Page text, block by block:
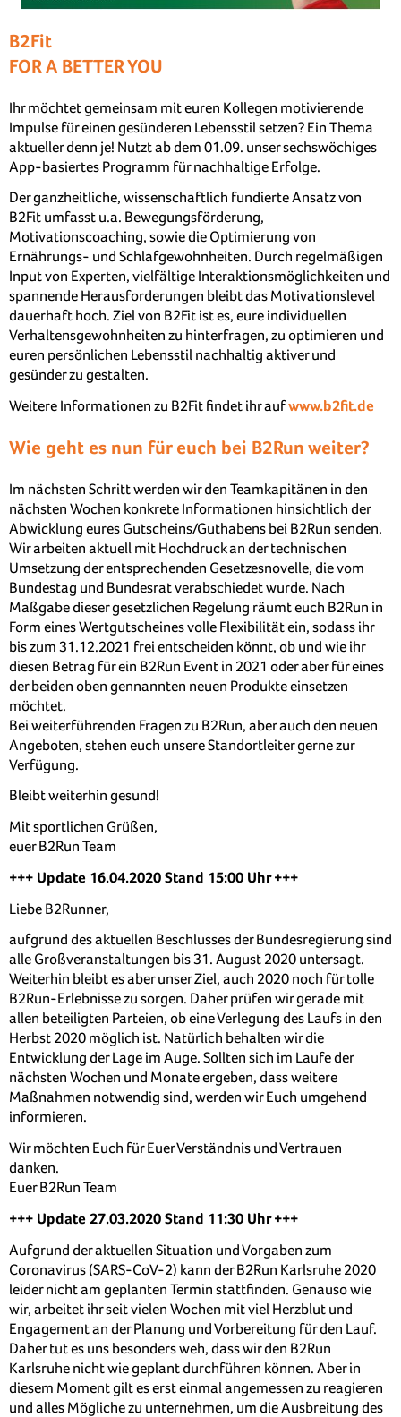
B2Fit
FOR A BETTER YOU
Ihr möchtet gemeinsam mit euren Kollegen motivierende
Impulse für einen gesünderen Lebensstil setzen? Ein Thema
aktueller denn je! Nutzt ab dem 01.09. unser sechswöchiges
App-basiertes Programm für nachhaltige Erfolge.
Der ganzheitliche, wissenschaftlich fundierte Ansatz von
B2Fit umfasst u.a. Bewegungsförderung,
Motivationscoaching, sowie die Optimierung von
Ernährungs- und Schlafgewohnheiten. Durch regelmäßigen
Input von Experten, vielfältige Interaktionsmöglichkeiten und
spannende Herausforderungen bleibt das Motivationslevel
dauerhaft hoch. Ziel von B2Fit ist es, eure individuellen
Verhaltensgewohnheiten zu hinterfragen, zu optimieren und
euren persönlichen Lebensstil nachhaltig aktiver und
gesünder zu gestalten.
Weitere Informationen zu B2Fit findet ihr aufwww.b2fit.de
Wie geht es nun für euch bei B2Run weiter?
Im nächsten Schritt werden wir den Teamkapitänen in den
nächsten Wochen konkrete Informationen hinsichtlich der
Abwicklung eures Gutscheins/Guthabens bei B2Run senden.
Wir arbeiten aktuell mit Hochdruck an der technischen
Umsetzung der entsprechenden Gesetzesnovelle, die vom
Bundestag und Bundesrat verabschiedet wurde. Nach
Maßgabe dieser gesetzlichen Regelung räumt euch B2Run in
Form eines Wertgutscheines volle Flexibilität ein, sodass ihr
bis zum 31.12.2021 frei entscheiden könnt, ob und wie ihr
diesen Betrag für ein B2Run Event in 2021 oder aber für eines
der beiden oben gennannten neuen Produkte einsetzen
möchtet.
Bei weiterführenden Fragen zu B2Run, aber auch den neuen
Angeboten, stehen euch unsere Standortleiter gerne zur
Verfügung.
Bleibt weiterhin gesund!
Mit sportlichen Grüßen,
euer B2Run Team
+++ Update 16.04.2020 Stand 15:00 Uhr +++
Liebe B2Runner,
aufgrund des aktuellen Beschlusses der Bundesregierung sind
alle Großveranstaltungen bis 31. August 2020 untersagt.
Weiterhin bleibt es aber unser Ziel, auch 2020 noch für tolle
B2Run-Erlebnisse zu sorgen. Daher prüfen wir gerade mit
allen beteiligten Parteien, ob eine Verlegung des Laufs in den
Herbst 2020 möglich ist. Natürlich behalten wir die
Entwicklung der Lage im Auge. Sollten sich im Laufe der
nächsten Wochen und Monate ergeben, dass weitere
Maßnahmen notwendig sind, werden wir Euch umgehend
informieren.
Wir möchten Euch für Euer Verständnis und Vertrauen
danken.
Euer B2Run Team
+++ Update 27.03.2020 Stand 11:30 Uhr +++
Aufgrund der aktuellen Situation und Vorgaben zum
Coronavirus (SARS-CoV-2) kann der B2Run Karlsruhe 2020
leider nicht am geplanten Termin stattfinden. Genauso wie
wir, arbeitet ihr seit vielen Wochen mit viel Herzblut und
Engagement an der Planung und Vorbereitung für den Lauf.
Daher tut es uns besonders weh, dass wir den B2Run
Karlsruhe nicht wie geplant durchführen können. Aber in
diesem Moment gilt es erst einmal angemessen zu reagieren
und alles Mögliche zu unternehmen, um die Ausbreitung des